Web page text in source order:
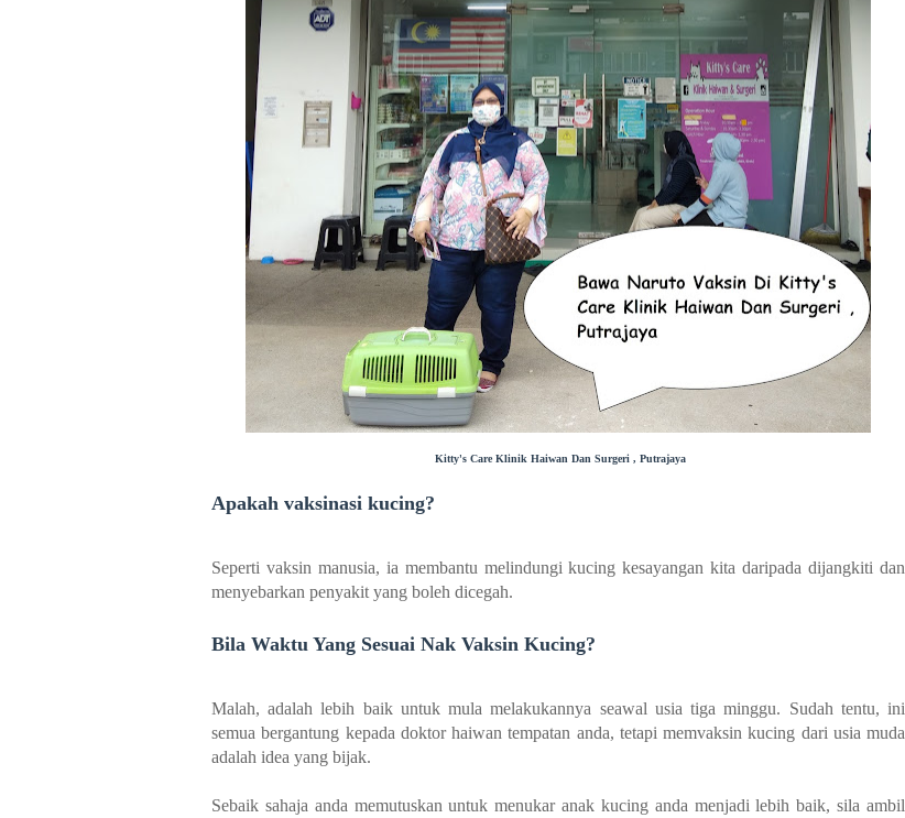
Kitty's Care Klinik Haiwan Dan Surgeri , Putrajaya
Apakah vaksinasi kucing?
Seperti vaksin manusia, ia membantu melindungi kucing kesayangan kita daripada dijangkiti dan
menyebarkan penyakit yang boleh dicegah.
Bila Waktu Yang Sesuai Nak Vaksin Kucing?
Malah, adalah lebih baik untuk mula melakukannya seawal usia tiga minggu. Sudah tentu, ini
semua bergantung kepada doktor haiwan tempatan anda, tetapi memvaksin kucing dari usia muda
adalah idea yang bijak.
Sebaik sahaja anda memutuskan untuk menukar anak kucing anda menjadi lebih baik, sila ambil